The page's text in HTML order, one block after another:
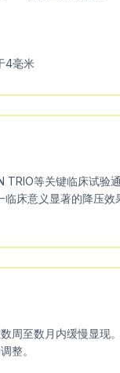
4毫米
等关键临床试验
床意义显著的降压效
周至数月内缓慢显现
整。